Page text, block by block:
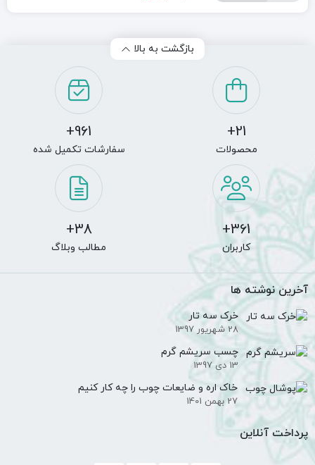
بازگشت به بالا
21+
محصولات
961+
سفارشات تکمیل شده
361+
کاربران
38+
مطالب وبلاگ
آخرین نوشته ها
خرک سه تار
28 شهریور 1397
چسب سریشم گرم
13 دی 1397
خاک اره و ضایعات چوب را چه کار کنیم
27 بهمن 1401
پرداخت آنلاین